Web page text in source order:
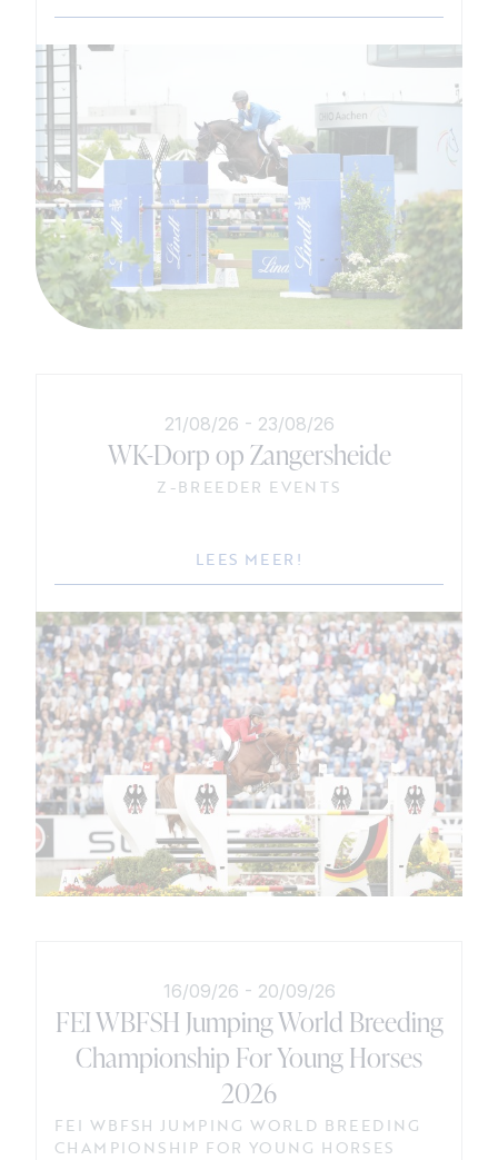
21/08/26 - 23/08/26
WK-Dorp op Zangersheide
Z-BREEDER EVENTS
LEES MEER!
16/09/26 - 20/09/26
FEI WBFSH Jumping World Breeding
Championship For Young Horses
2026
FEI WBFSH JUMPING WORLD BREEDING
CHAMPIONSHIP FOR YOUNG HORSES